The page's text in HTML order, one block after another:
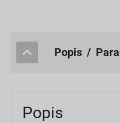
popis /
Popis